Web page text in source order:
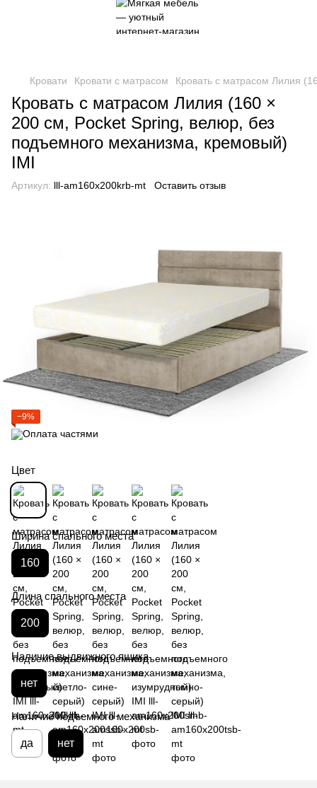
Кровати Кровати с матрасом Кровать с матрасом Лилия
Кровать с матрасом Лилия (160 ×
200 см, Pocket Spring, велюр, без
подъемного механизма, кремовый)
IMI
Артикул: lll-am160x200krb-mt Оставить отзыв
−9%
Цвет
Ширина спального места
160
Длина спального места
200
Наличие выдвижного ящика
нет
Наличие подъемного механизма
да нет